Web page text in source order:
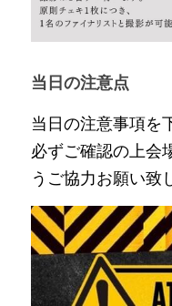
当日の注意点
当日の注意事項を
必ずご確認の上会
うご協力お願い致